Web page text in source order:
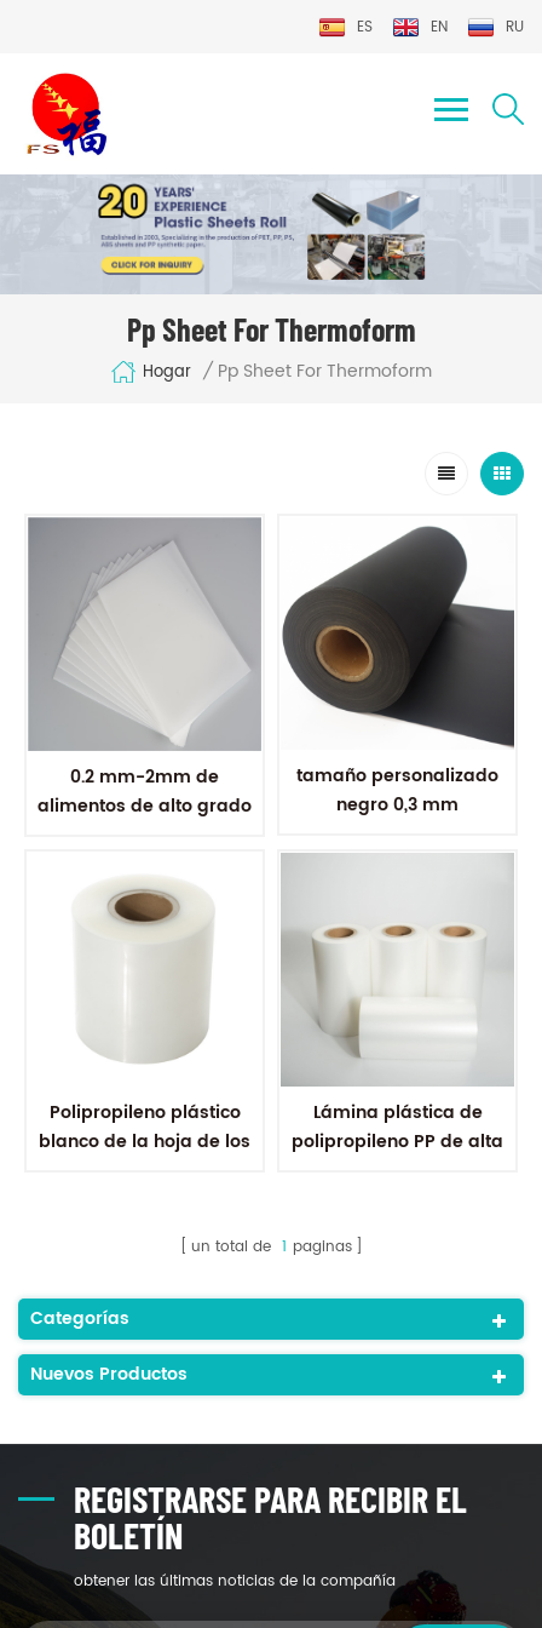
ES EN RU
Pp Sheet For Thermoform
Hogar / Pp Sheet For Thermoform
0.2 mm-2mm de
alimentos de alto grado
de los pp de la hoja para
la formación de vacío
tamaño personalizado
negro 0,3 mm
Polipropileno plástico
blanco de la hoja de los
Lámina plástica de
polipropileno PP de alta
un total de 1 paginas
Categorías
Nuevos Productos
REGISTRARSE PARA RECIBIR EL
BOLETÍN
obtener las últimas noticias de la compañía